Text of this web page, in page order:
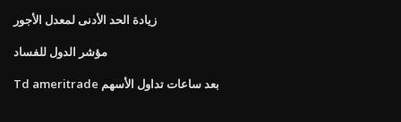
زيادة الحد الأدنى لمعدل الأجور
مؤشر الدول للفساد
Td ameritrade بعد ساعات تداول الأسهم